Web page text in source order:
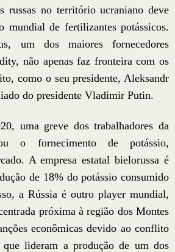
russas no território ucraniano deve
mundial de fertilizantes potássicos.
um dos maiores fornecedores
não apenas faz fronteira com os
como o seu presidente, Aleksandr
do presidente Vladimir Putin.
uma greve dos trabalhadores da
o fornecimento de potássio,
A empresa estatal bielorussa é
de 18% do potássio consumido
a Rússia é outro player mundial,
próxima à região dos Montes
econômicas devido ao conflito
que lideram a produção de um dos